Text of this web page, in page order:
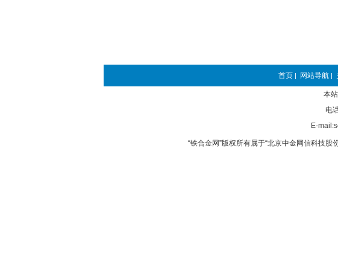
首页 | 网站导航 |
本
电
E-
“铁合金网”版权所有属于“北京中金网信科技股